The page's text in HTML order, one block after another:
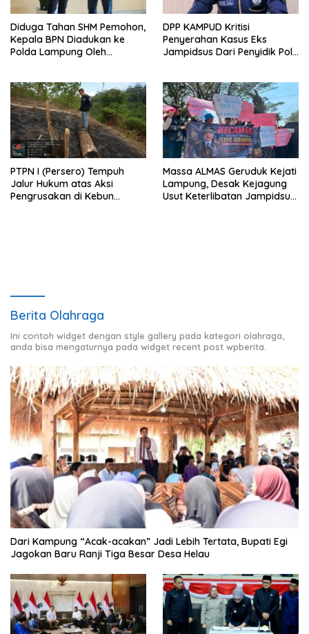
Diduga Tahan SHM Pemohon,
Kepala BPN Diadukan ke
Polda Lampung Oleh
DPP KAMPUD Kritisi
Penyerahan Kasus Eks
Jampidsus Dari Penyidik Polri
PTPN I (Persero) Tempuh
Jalur Hukum atas Aksi
Pengrusakan di Kebun
Massa ALMAS Geruduk Kejati
Lampung, Desak Kejagung
Usut Keterlibatan Jampidsus
Berita Olahraga
Ini contoh widget dengan style gallery pada kategori olahraga,
anda bisa mengaturnya pada widget recent post wpberita.
Dari Kampung “Acak-acakan” Jadi Lebih Tertata, Bupati Egi
Jagokan Baru Ranji Tiga Besar Desa Helau